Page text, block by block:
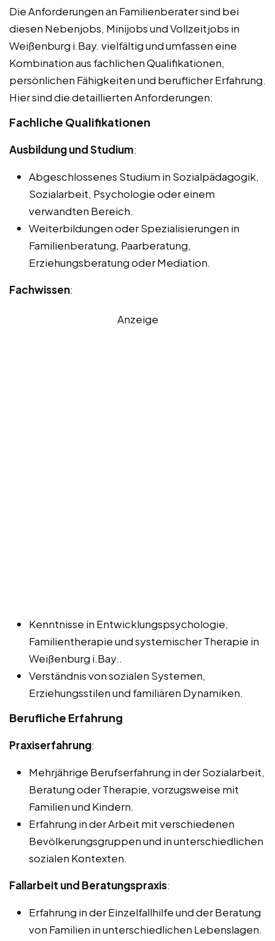
Die Anforderungen an Familienberater sind bei
diesen Nebenjobs, Minijobs und Vollzeitjobs in
Weißenburg i.Bay. vielfältig und umfassen eine
Kombination aus fachlichen Qualifikationen,
persönlichen Fähigkeiten und beruflicher Erfahrung.
Hier sind die detaillierten Anforderungen:
Fachliche Qualifikationen
Ausbildung und Studium:
Abgeschlossenes Studium in Sozialpädagogik,
Sozialarbeit, Psychologie oder einem
verwandten Bereich.
Weiterbildungen oder Spezialisierungen in
Familienberatung, Paarberatung,
Erziehungsberatung oder Mediation.
Fachwissen:
Anzeige
Kenntnisse in Entwicklungspsychologie,
Familientherapie und systemischer Therapie in
Weißenburg i.Bay..
Verständnis von sozialen Systemen,
Erziehungsstilen und familiären Dynamiken.
Berufliche Erfahrung
Praxiserfahrung:
Mehrjährige Berufserfahrung in der Sozialarbeit,
Beratung oder Therapie, vorzugsweise mit
Familien und Kindern.
Erfahrung in der Arbeit mit verschiedenen
Bevölkerungsgruppen und in unterschiedlichen
sozialen Kontexten.
Fallarbeit und Beratungspraxis:
Erfahrung in der Einzelfallhilfe und der Beratung
von Familien in unterschiedlichen Lebenslagen.